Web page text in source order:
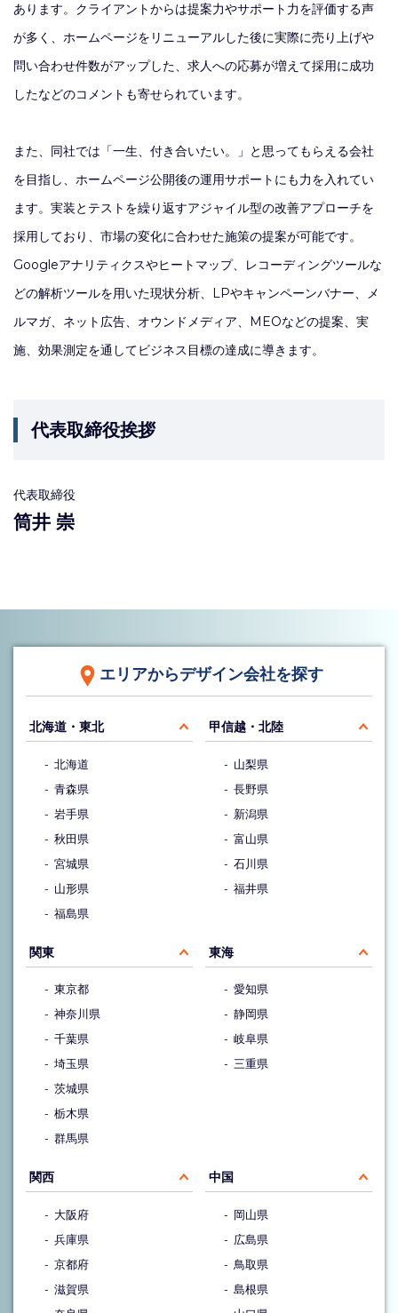
あります。クライアントからは提案力やサポート力を評価する声
が多く、ホームページをリニューアルした後に実際に売り上げや
問い合わせ件数がアップした、求人への応募が増えて採用に成功
したなどのコメントも寄せられています。
また、同社では「一生、付き合いたい。」と思ってもらえる会社
を目指し、ホームページ公開後の運用サポートにも力を入れてい
ます。実装とテストを繰り返すアジャイル型の改善アプローチを
採用しており、市場の変化に合わせた施策の提案が可能です。
Googleアナリティクスやヒートマップ、レコーディングツールな
どの解析ツールを用いた現状分析、LPやキャンペーンバナー、メ
ルマガ、ネット広告、オウンドメディア、MEOなどの提案、実
施、効果測定を通してビジネス目標の達成に導きます。
代表取締役挨拶
代表取締役
筒井 崇
エリアからデザイン会社を探す
北海道・東北
北海道
青森県
岩手県
秋田県
宮城県
山形県
福島県
甲信越・北陸
山梨県
長野県
新潟県
富山県
石川県
福井県
関東
東京都
神奈川県
千葉県
埼玉県
茨城県
栃木県
群馬県
東海
愛知県
静岡県
岐阜県
三重県
関西
大阪府
兵庫県
京都府
滋賀県
中国
岡山県
広島県
鳥取県
島根県